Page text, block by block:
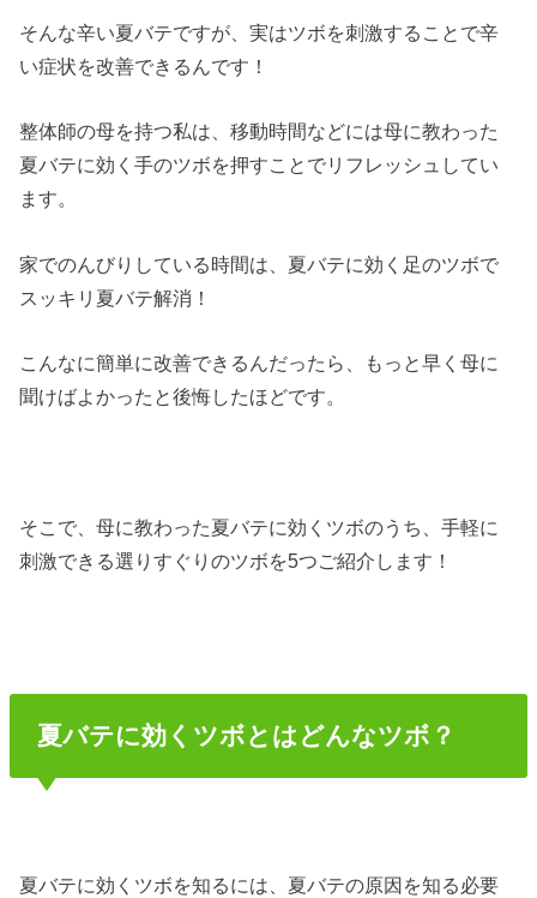
そんな辛い夏バテですが、実はツボを刺激することで辛
い症状を改善できるんです！
整体師の母を持つ私は、移動時間などには母に教わった
夏バテに効く手のツボを押すことでリフレッシュしてい
ます。
家でのんびりしている時間は、夏バテに効く足のツボで
スッキリ夏バテ解消！
こんなに簡単に改善できるんだったら、もっと早く母に
聞けばよかったと後悔したほどです。
そこで、母に教わった夏バテに効くツボのうち、手軽に
刺激できる選りすぐりのツボを5つご紹介します！
夏バテに効くツボとはどんなツボ？
夏バテに効くツボを知るには、夏バテの原因を知る必要